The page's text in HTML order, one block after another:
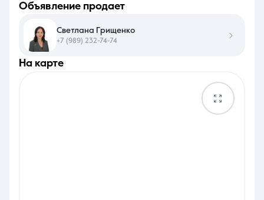
на карте
объявление продает
Светлана Грищенко
+7 (989) 232-74-74